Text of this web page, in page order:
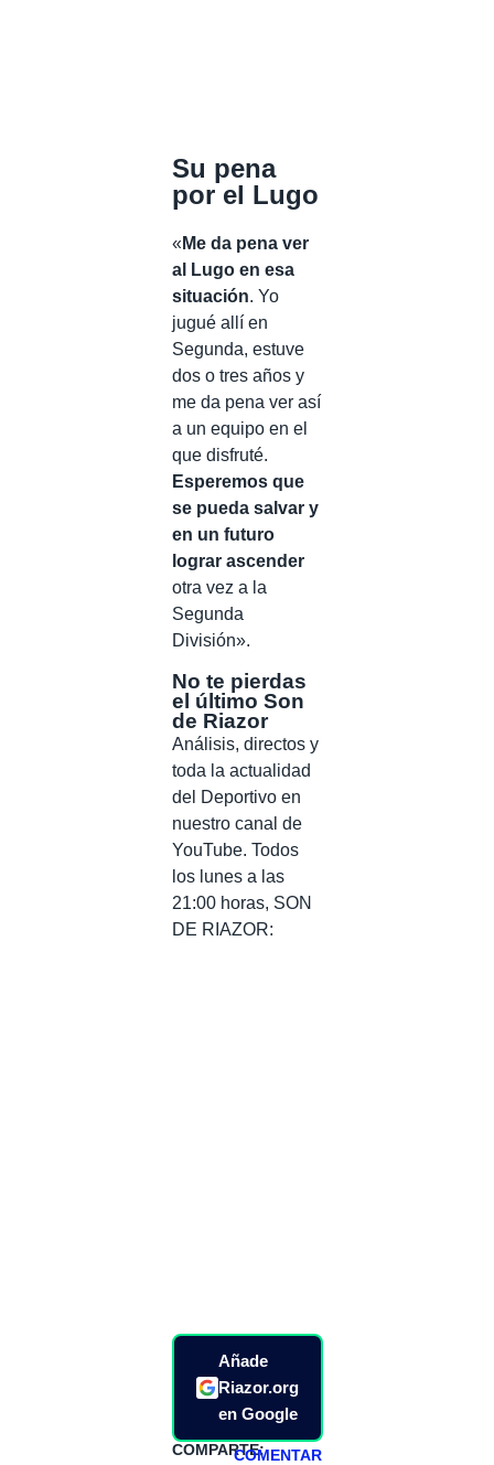
Su pena
por el Lugo
« Me da pena ver
al Lugo en esa
situación. Yo
jugué allí en
Segunda, estuve
dos o tres años y
me da pena ver así
a un equipo en el
que disfruté.
Esperemos que
se pueda salvar y
en un futuro
lograr ascender
otra vez a la
Segunda
División».
No te pierdas
el último Son
de Riazor
Análisis, directos y
toda la actualidad
del Deportivo en
nuestro canal de
YouTube. Todos
los lunes a las
21:00 horas, SON
DE RIAZOR:
Añade
Riazor.org
en Google
COMPARTE:COMENTAR